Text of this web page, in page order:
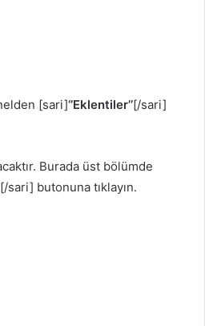
[sari]‘’Eklentiler’’[/sari]
Burada üst bölümde
[/sari] butonuna tıklayın.